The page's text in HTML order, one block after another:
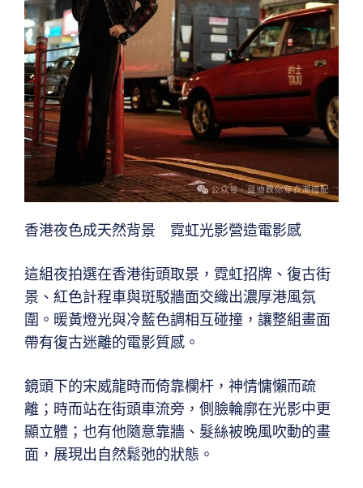
香港夜色成天然背景 霓虹光影營造電影感
這組夜拍選在香港街頭取景，霓虹招牌、復古街
景、紅色計程車與斑駁牆面交織出濃厚港風氛
圍。暖黃燈光與冷藍色調相互碰撞，讓整組畫面
帶有復古迷離的電影質感。
鏡頭下的宋威龍時而倚靠欄杆，神情慵懶而疏
離；時而站在街頭車流旁，側臉輪廓在光影中更
顯立體；也有他隨意靠牆、髮絲被晚風吹動的畫
面，展現出自然鬆弛的狀態。